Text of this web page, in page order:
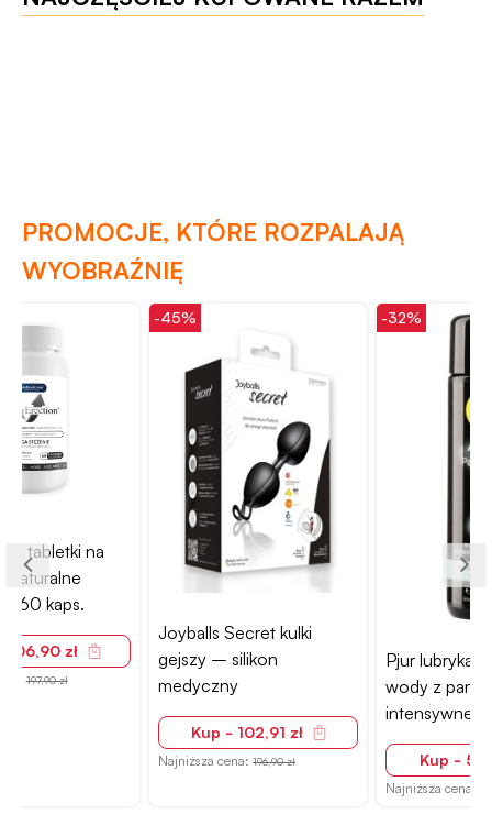
PROMOCJE, KTÓRE ROZPALAJĄ
WYOBRAŹNIĘ
Joyballs Secret kulki
gejszy – silikon
medyczny
196,90 zł
Pjur lubrykant na bazie
wody z pantenolem,
intensywne nawilżenie –
100 ml
91,90 zł